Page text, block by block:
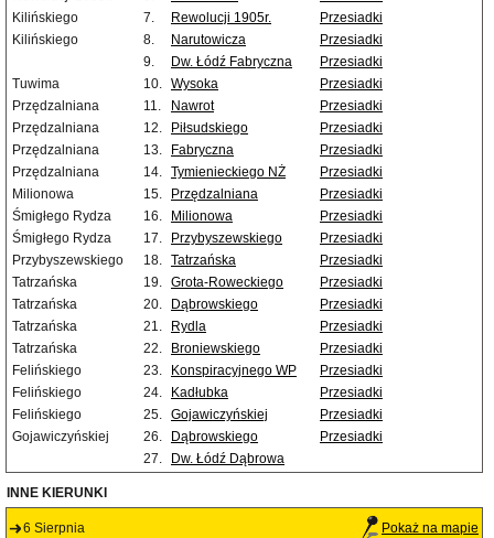
Kilińskiego
7. Rewolucji 1905r.
Przesiadki
Kilińskiego
8. Narutowicza
Przesiadki
9.
Dw. Łódź Fabryczna
Przesiadki
Tuwima
10. Wysoka
Przesiadki
Przędzalniana
11. Nawrot
Przesiadki
Przędzalniana
12. Piłsudskiego
Przesiadki
Przędzalniana
13. Fabryczna
Przesiadki
Przędzalniana
14. Tymienieckiego NŻ
Przesiadki
Milionowa
15. Przędzalniana
Przesiadki
Śmigłego Rydza
16. Milionowa
Przesiadki
Śmigłego Rydza
17. Przybyszewskiego
Przesiadki
Przybyszewskiego
18. Tatrzańska
Przesiadki
Tatrzańska
19. Grota-Roweckiego
Przesiadki
Tatrzańska
20. Dąbrowskiego
Przesiadki
Tatrzańska
21. Rydla
Przesiadki
Tatrzańska
22. Broniewskiego
Przesiadki
Felińskiego
23. Konspiracyjnego WP
Przesiadki
Felińskiego
24. Kadłubka
Przesiadki
Felińskiego
25. Gojawiczyńskiej
Przesiadki
Gojawiczyńskiej
26. Dąbrowskiego
Przesiadki
27.
Dw. Łódź Dąbrowa
INNE KIERUNKI
6 Sierpnia Pokaż na mapie